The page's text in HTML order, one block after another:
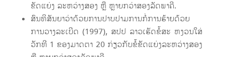
ຂັດແຍ່ງ ລະຫວ່າງສອງ ຫຼື ຫຼາຍກວ່າສອງລັດພາຄີ.
ສົນທິສັນຍາວ່າດ້ວຍການປາບປາມການກໍ່ການຮ້າຍດ້ວຍ
ການວາງລະເບີດ (1997), ສປປ ລາວເຮັດຂໍ້ສະ ຫງວນໃສ່
ວັກທີ 1 ຂອງມາດຕາ 20 ກ່ຽວກັບຂໍ້ຂັດແຍ່ງລະຫວ່າງສອງ